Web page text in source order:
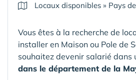
Locaux disponibles » Pays
Vous êtes à la recherche de
installer en Maison ou Pole de
souhaitez devenir salarié dans
dans le département de la